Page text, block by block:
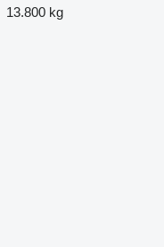
13.800 kg